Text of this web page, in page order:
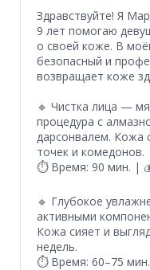
Здравствуйте! Я
9 лет помогаю
о своей коже. В
безопасный и
возвращает коже
🔹 Чистка лица —
процедура с
дарсонвалем. Кожа
точек и комедонов.
⏱ Время: 90 мин. |
🔹 Глубокое
активными
Кожа сияет и
недель.
⏱ Время: 60–75